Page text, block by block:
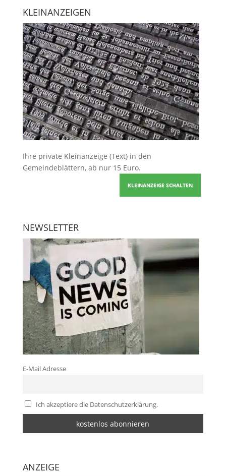
KLEINANZEIGEN
Ihre private Kleinanzeige (Text) in den
Gemeindeblättern, ab nur 15 Euro.
KLEINANZEIGE SCHALTEN
NEWSLETTER
E-Mail Adresse
Ich akzeptiere die Datenschutzerklärung.
ANZEIGE